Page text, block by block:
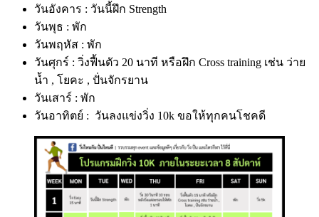
วันอังคาร : วันนี้ฝึก Strength
วันพุธ : พัก
วันพฤหัส : พัก
วันศุกร์ : วิ่งฟื้นตัว 20 นาที หรือฝึก Cross training เช่น ว่าย
น้ำ , โยคะ , ปั่นจักรยาน
วันเสาร์ : พัก
วันอาทิตย์ : วันลงแข่งวิ่ง 10k ขอให้ทุกคนโชคดี